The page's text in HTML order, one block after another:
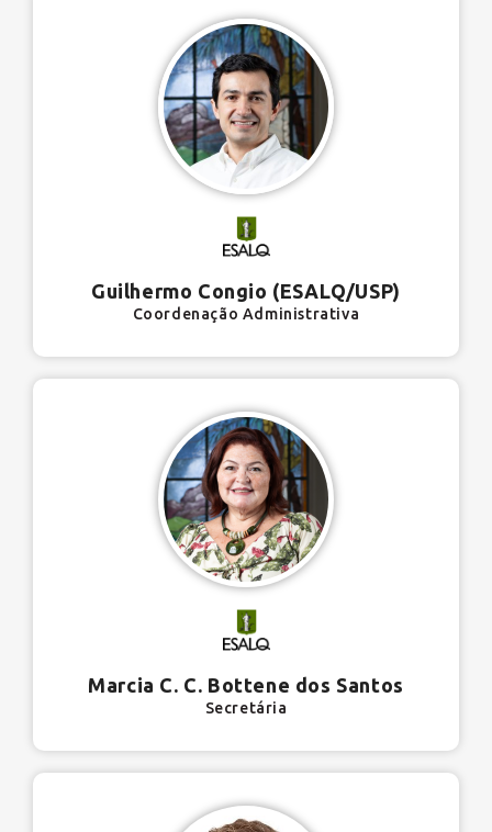
Guilhermo Congio (ESALQ/USP)
Coordenação Administrativa
Marcia C. C. Bottene dos Santos
Secretária